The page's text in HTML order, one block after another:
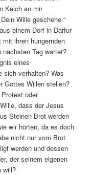
Kelch an mir
Wille geschehe.“
einem Dorf in Darfur
ihren hungernden
Tag wartet?
eines
sich verhalten? Was
Gottes Willen stellen?
oder
dass der Jesus
Steinen Brot werden
wir hörten, da es doch
nicht nur vom Brot
werden und dessen
der seinem eigenen
will?